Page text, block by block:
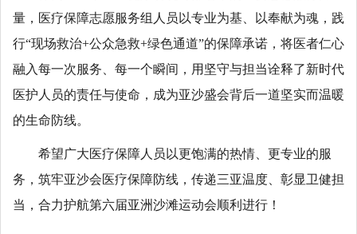
量，医疗保障志愿服务组人员以专业为基、以奉献为魂，践
行“现场救治+公众急救+绿色通道”的保障承诺，将医者仁心
融入每一次服务、每一个瞬间，用坚守与担当诠释了新时代
医护人员的责任与使命，成为亚沙盛会背后一道坚实而温暖
的生命防线。
希望广大医疗保障人员以更饱满的热情、更专业的服
务，筑牢亚沙会医疗保障防线，传递三亚温度、彰显卫健担
当，合力护航第六届亚洲沙滩运动会顺利进行！